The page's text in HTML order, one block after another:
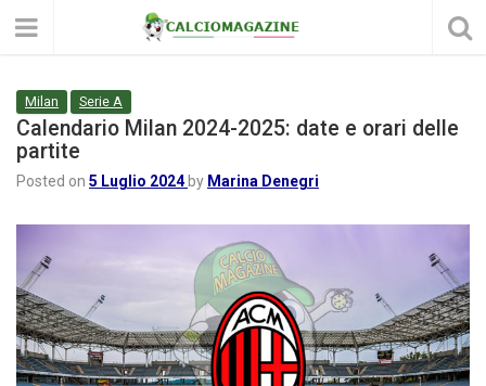
Milan Serie A
Calendario Milan 2024-2025: date e orari delle
partite
Posted on 5 Luglio 2024 by Marina Denegri